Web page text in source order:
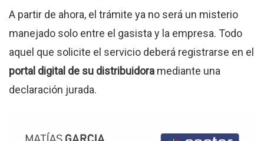
A partir de ahora, el trámite ya no será un misterio
manejado solo entre el gasista y la empresa. Todo
aquel que solicite el servicio deberá registrarse en el
portal digital de su distribuidora mediante una
declaración jurada.